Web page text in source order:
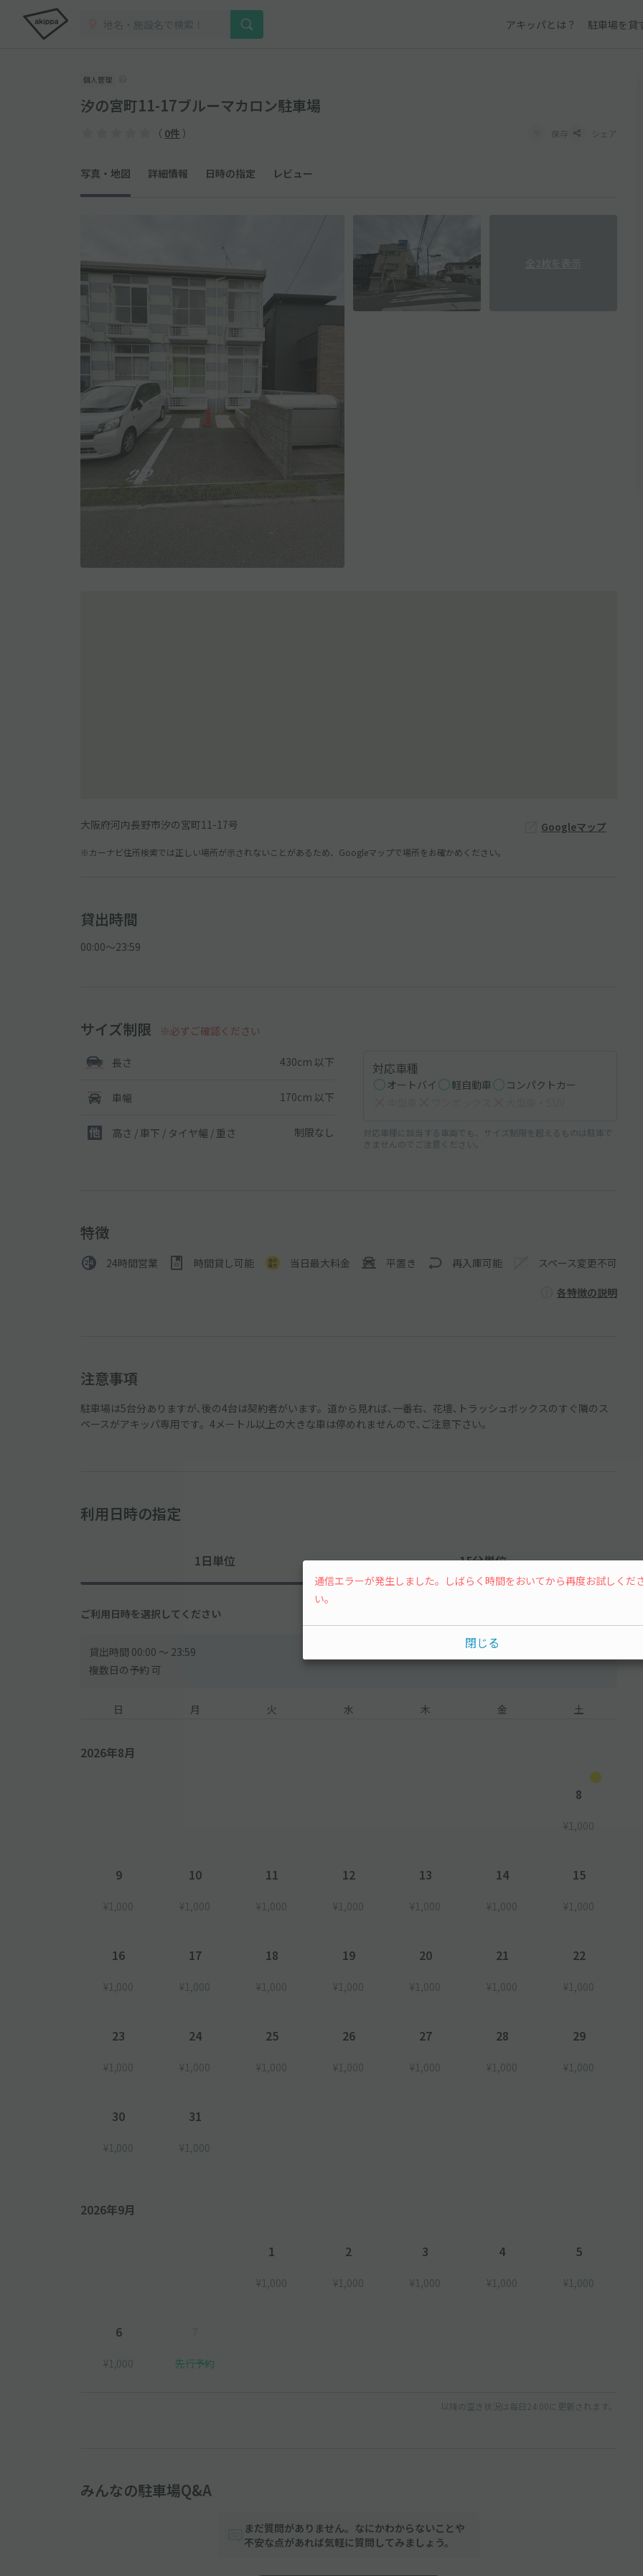
アキッパとは？ 駐車場を貸
個人管理
汐の宮町11-17ブルーマカロン駐車場
（ 0件 ） 保存 シェア
写真・地図 詳細情報 日時の指定 レビュー
大阪府河内長野市汐の宮町11-17号 Googleマップ
※カーナビ住所検索では正しい場所が示されないことがあるため、Googleマップで場所をお確かめください。
貸出時間
00:00〜23:59
サイズ制限 ※必ずご確認ください
長さ 430cm 以下
車幅 170cm 以下
高さ / 車下 / タイヤ幅 / 重さ 制限なし
対応車種
オートバイ 軽自動車
コンパクトカー
対応車種に該当する車両でも、サイズ制限を超えるものは駐車で
きませんのでご注意ください。
特徴
24時間営業 時間貸し可能 当日最大料金 平置き 再入庫可能 スペース変更不可
各特徴の説明
注意事項
駐車場は5台分ありますが､後の4台は契約者がいます。道から見れば､一番右、花壇､トラッシュボックスのすぐ隣のス
ペースがアキッパ専用です。4メートル以上の大きな車は停めれませんので､ご注意下さい。
利用日時の指定
1日単位 15分単位
ご利用日時を選択してください
貸出時間 00:00 〜 23:59
複数日の予約 可
日 月 火 水 木 金 土
2026年8月
8
¥1,000
9
¥1,000
10
¥1,000
11
¥1,000
12
¥1,000
13
¥1,000
14
¥1,000
15
¥1,000
16
¥1,000
17
¥1,000
18
¥1,000
19
¥1,000
20
¥1,000
21
¥1,000
22
¥1,000
23
¥1,000
24
¥1,000
25
¥1,000
26
¥1,000
27
¥1,000
28
¥1,000
29
¥1,000
30
¥1,000
31
¥1,000
2026年9月
1
¥1,000
2
¥1,000
3
¥1,000
4
¥1,000
5
¥1,000
6
¥1,000 先行予約
以降の空き状況は毎日24:00に更新されます。
みんなの駐車場Q&A
まだ質問がありません。なにかわからないことや
不安な点があれば気軽に質問してみましょう。
通信エラーが発生しました。しばらく時間をおいてから再度お試しくだ
い。
閉じる